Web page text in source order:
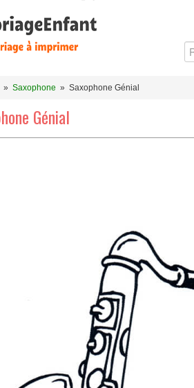
» Saxophone » Saxophone Génial
Génial